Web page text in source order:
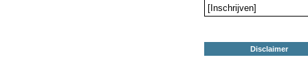
[Inschrijven]
Disclaimer